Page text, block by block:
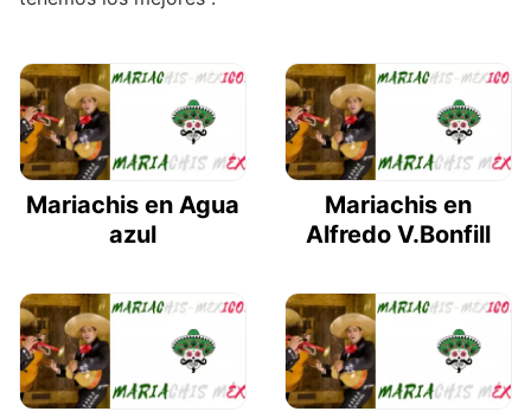
Mariachis en Agua
azul
Mariachis en
Alfredo V.Bonfill